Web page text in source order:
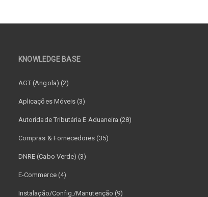
KNOWLEDGE BASE
AGT (Angola) (2)
Aplicações Móveis (3)
Autoridade Tributária E Aduaneira (28)
Compras & Fornecedores (35)
DNRE (Cabo Verde) (3)
E-Commerce (4)
Instalação/Config./Manutenção (9)